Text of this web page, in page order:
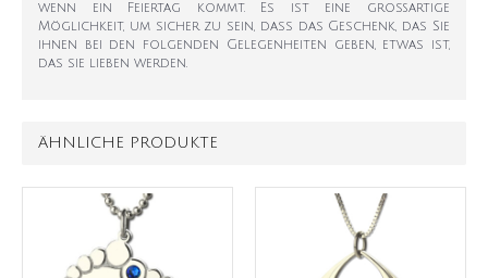
wenn ein Feiertag kommt. Es ist eine großartige
Möglichkeit, um sicher zu sein, dass das Geschenk, das Sie
ihnen bei den folgenden Gelegenheiten geben, etwas ist,
das sie lieben werden.
ÄHNLICHE PRODUKTE